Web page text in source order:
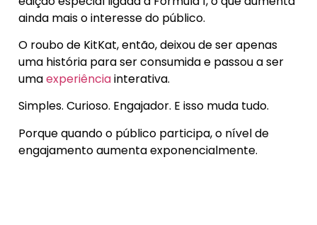
ainda mais o interesse do público.
O roubo de KitKat, então, deixou de ser apenas
uma história para ser consumida e passou a ser
umaexperiênciainterativa.
Simples. Curioso. Engajador. E isso muda tudo.
Porque quando o público participa, o nível de
engajamento aumenta exponencialmente.